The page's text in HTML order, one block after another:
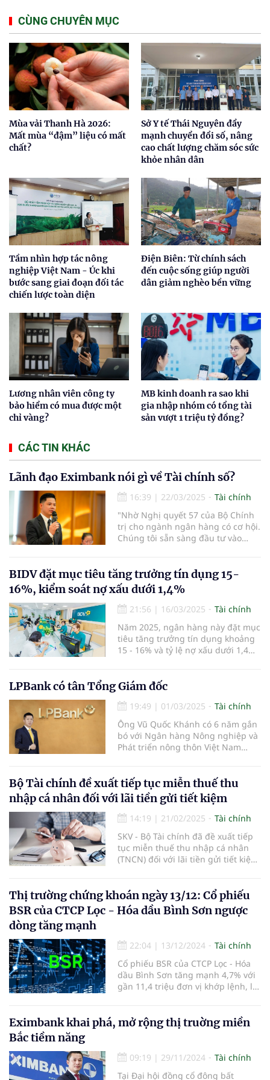
CÙNG CHUYÊN MỤC
Mùa vải Thanh Hà 2026:
Mất mùa “đậm” liệu có mất
chất?
Sở Y tế Thái Nguyên đẩy
mạnh chuyển đổi số, nâng
cao chất lượng chăm sóc sức
khỏe nhân dân
Tầm nhìn hợp tác nông
nghiệp Việt Nam - Úc khi
bước sang giai đoạn đối tác
chiến lược toàn diện
Điện Biên: Từ chính sách
đến cuộc sống giúp người
dân giảm nghèo bền vững
Lương nhân viên công ty
bảo hiểm có mua được một
chỉ vàng?
MB kinh doanh ra sao khi
gia nhập nhóm có tổng tài
sản vượt 1 triệu tỷ đồng?
CÁC TIN KHÁC
Lãnh đạo Eximbank nói gì về Tài chính số?
16:39 | 22/03/2025
Tài chính
"Nhờ Nghị quyết 57 của Bộ Chính
trị cho ngành ngân hàng có cơ hội.
Chúng tôi sẵn sàng đầu tư vào
thành viên HĐQT Ngân hàng TMCP
Eximbank nhấn mạnh.
BIDV đặt mục tiêu tăng trưởng tín dụng 15-
16%, kiểm soát nợ xấu dưới 1,4%
21:56 | 16/03/2025
Tài chính
Năm 2025, ngân hàng này đặt mục
tiêu tăng trưởng tín dụng khoảng
15 - 16% và tỷ lệ nợ xấu dưới 1,4%.
cổ phiếu từ nguồn ợi nhuận sau
2023.
LPBank có tân Tổng Giám đốc
19:49 | 01/03/2025
Tài chính
Ông Vũ Quốc Khánh có 6 năm gắn
bó với Ngân hàng Nông nghiệp và
Phát triển nông thôn Việt Nam
Bộ Tài chính đề xuất tiếp tục miễn thuế thu
nhập cá nhân đối với lãi tiền gửi tiết kiệm
14:19 | 21/02/2025
Tài chính
SKV - Bộ Tài chính đã đề xuất tiếp
tục miễn thuế thu nhập cá nhân
(TNCN) đối với lãi tiền gửi tiết kiệm,
trợ nguồn vốn cho nền kinh tế.
Thị trường chứng khoán ngày 13/12: Cổ phiếu
BSR của CTCP Lọc - Hóa dầu Bình Sơn ngược
dòng tăng mạnh
22:04 | 13/12/2024
Tài chính
Cổ phiếu BSR của CTCP Lọc - Hóa
dầu Bình Sơn tăng mạnh 4,7% với
gần 11,4 triệu đơn vị khớp lệnh, là
Eximbank khai phá, mở rộng thị truờng miền
Bắc tiềm năng
09:19 | 29/11/2024
Tài chính
Tại Đại hội đồng cổ đông bất